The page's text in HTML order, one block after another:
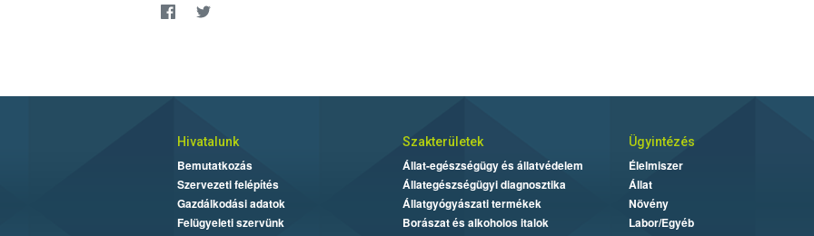
Hivatalunk
Bemutatkozás
Szervezeti felépítés
Gazdálkodási adatok
Felügyeleti szervünk
Szakterületek
Állat-egészségügy és állatvédelem
Állategészségügyi diagnosztika
Állatgyógyászati termékek
Borászat és alkoholos italok
Ügyintézés
Élelmiszer
Állat
Növény
Labor/Egyéb